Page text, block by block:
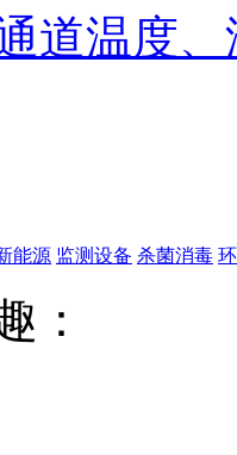
道温度
能源 监测设备 杀菌消毒
：